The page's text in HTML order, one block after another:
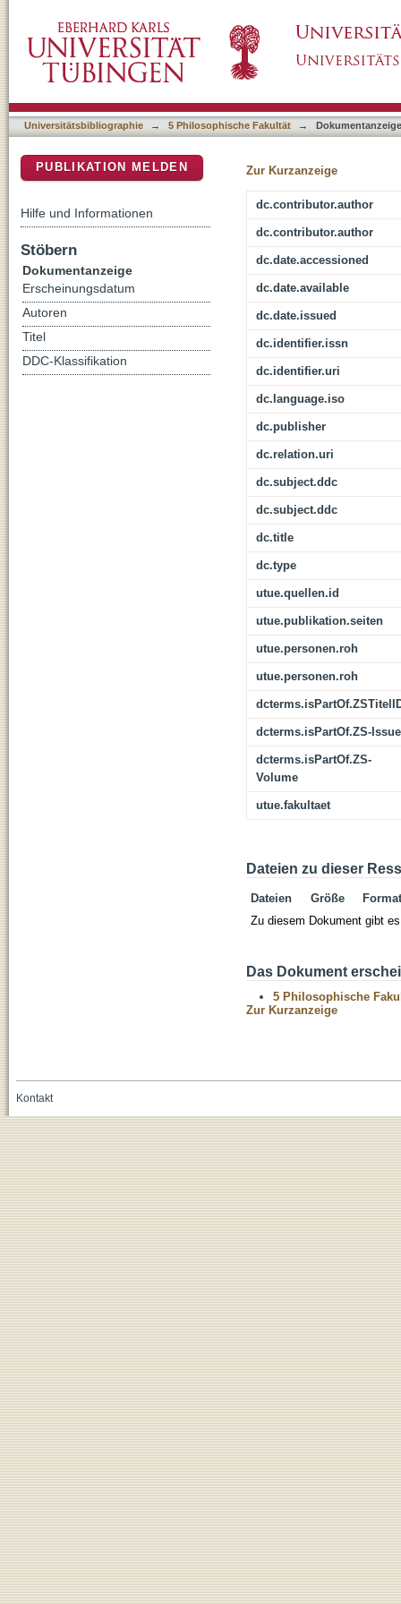
Universitätsbibliographie → 5 Philosophische Fakultät → Dokumentanzeige
Zur Kurzanzeige
dc.contributor.author
dc.contributor.author
dc.date.accessioned
dc.date.available
dc.date.issued
dc.identifier.issn
dc.identifier.uri
dc.language.iso
dc.publisher
dc.relation.uri
dc.subject.ddc
dc.subject.ddc
dc.title
dc.type
utue.quellen.id
utue.publikation.seiten
utue.personen.roh
utue.personen.roh
dcterms.isPartOf.ZS-Issue
dcterms.isPartOf.ZS-
Volume
utue.fakultaet
Dateien zu dieser
Dateien Größe
Format
Zu diesem Dokument gibt
Das Dokument
5 Philosophische
Zur Kurzanzeige
PUBLIKATION MELDEN
Hilfe und Informationen
Stöbern
Dokumentanzeige
Erscheinungsdatum
Autoren
Titel
DDC-Klassifikation
Kontakt